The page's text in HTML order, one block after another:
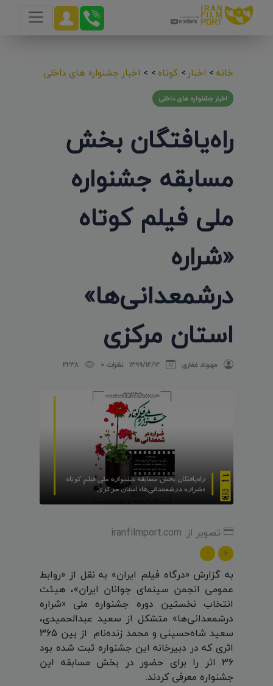
خانه> اخبار> کوتاه>
> اخبار جشنواره های داخلی
اخبار جشنواره های داخلی
راه‌یافتگان بخش
مسابقه جشنواره
ملی فیلم کوتاه
«شراره
درشمعدانی‌ها»
استان مرکزی
مهرداد غفاری ۱۳۹۹/۱۲/۱۲ نظرات 0 2238
تصویر از: iranfilmport.com
+
-
به گزارش «درگاه فیلم ایران» به نقل از «روابط
عمومی انجمن سینمای جوانان ایران»، هیئت
انتخاب نخستین دوره جشنواره ملی «شراره
درشمعدانی‌ها» متشکل از سعید عبدالحمیدی،
سعید شاه‌حسینی و محمد زنده‌نام از بین 365
اثری که در دبیرخانه این جشنواره ثبت شده بود
36 اثر را برای حضور در بخش مسابقه این
جشنواره معرفی کردند.